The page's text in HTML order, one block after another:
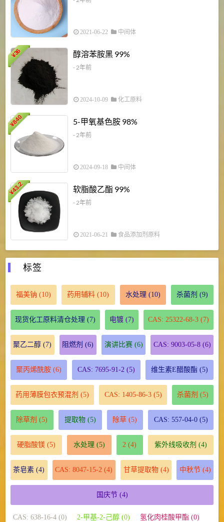
2021-06-22 中间体
¥
36 醇溶苯胺黑 99%
- 2年前
2024-10-09 化工原料
¥
840 5-甲氧基色胺 98%
- 2年前
2024-09-18 中间体
¥
43.2 软脂酸乙酯 99%
- 2年前
2021-06-21 食品添加剂原料
标签
福美钠 (10) 药用辅料 (10) 水处理 (10) 杀菌剂 (9)
现货化工原料清仓处理 (7) 电镀 (7) CAS: 25322-68-3 (7)
聚乙二醇 (7) 阻燃剂 (6) 演讲比赛(6) CAS: 9003-05-8(6)
聚丙烯酰胺(6) CAS: 7695-91-2 (5) 维生素E醋酸酯 (5)
药用薄膜包衣预混剂 (5) CAS: 1405-86-3(5) 杀菌剂 (5)
除草剂 (5) 提取物(5) 除草 (5) CAS: 557-04-0(5)
硬脂酸镁(5) 水处理 (5) 2 (4) 紫外线吸收剂 (4)
茶皂素 (4) CAS: 8047-15-2 (4) 甘草提取物(4) 中秋节(4)
国庆节(4)
CAS: 638-16-4 (0) 2-甲基-2-己醇 (0) 氢化肉桂酸甲酯 (0)